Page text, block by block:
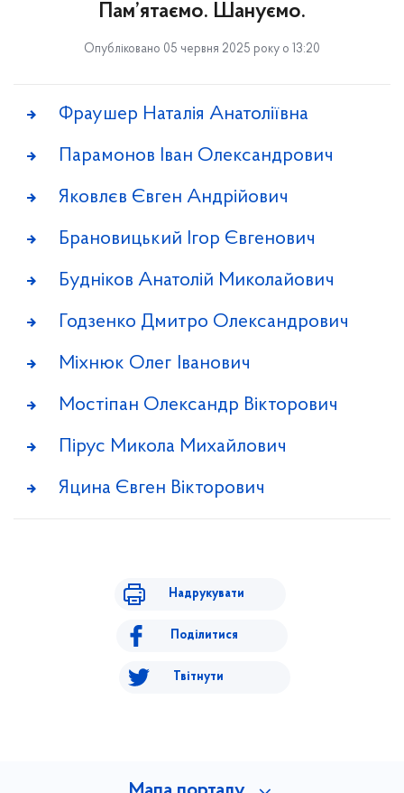
Пам’ятаємо. Шануємо.
Опубліковано 05 червня 2025 року о 13:20
Фраушер Наталія Анатоліївна
Парамонов Іван Олександрович
Яковлєв Євген Андрійович
Брановицький Ігор Євгенович
Будніков Анатолій Миколайович
Годзенко Дмитро Олександрович
Міхнюк Олег Іванович
Мостіпан Олександр Вікторович
Пірус Микола Михайлович
Яцина Євген Вікторович
Надрукувати
Поділитися
Твітнути